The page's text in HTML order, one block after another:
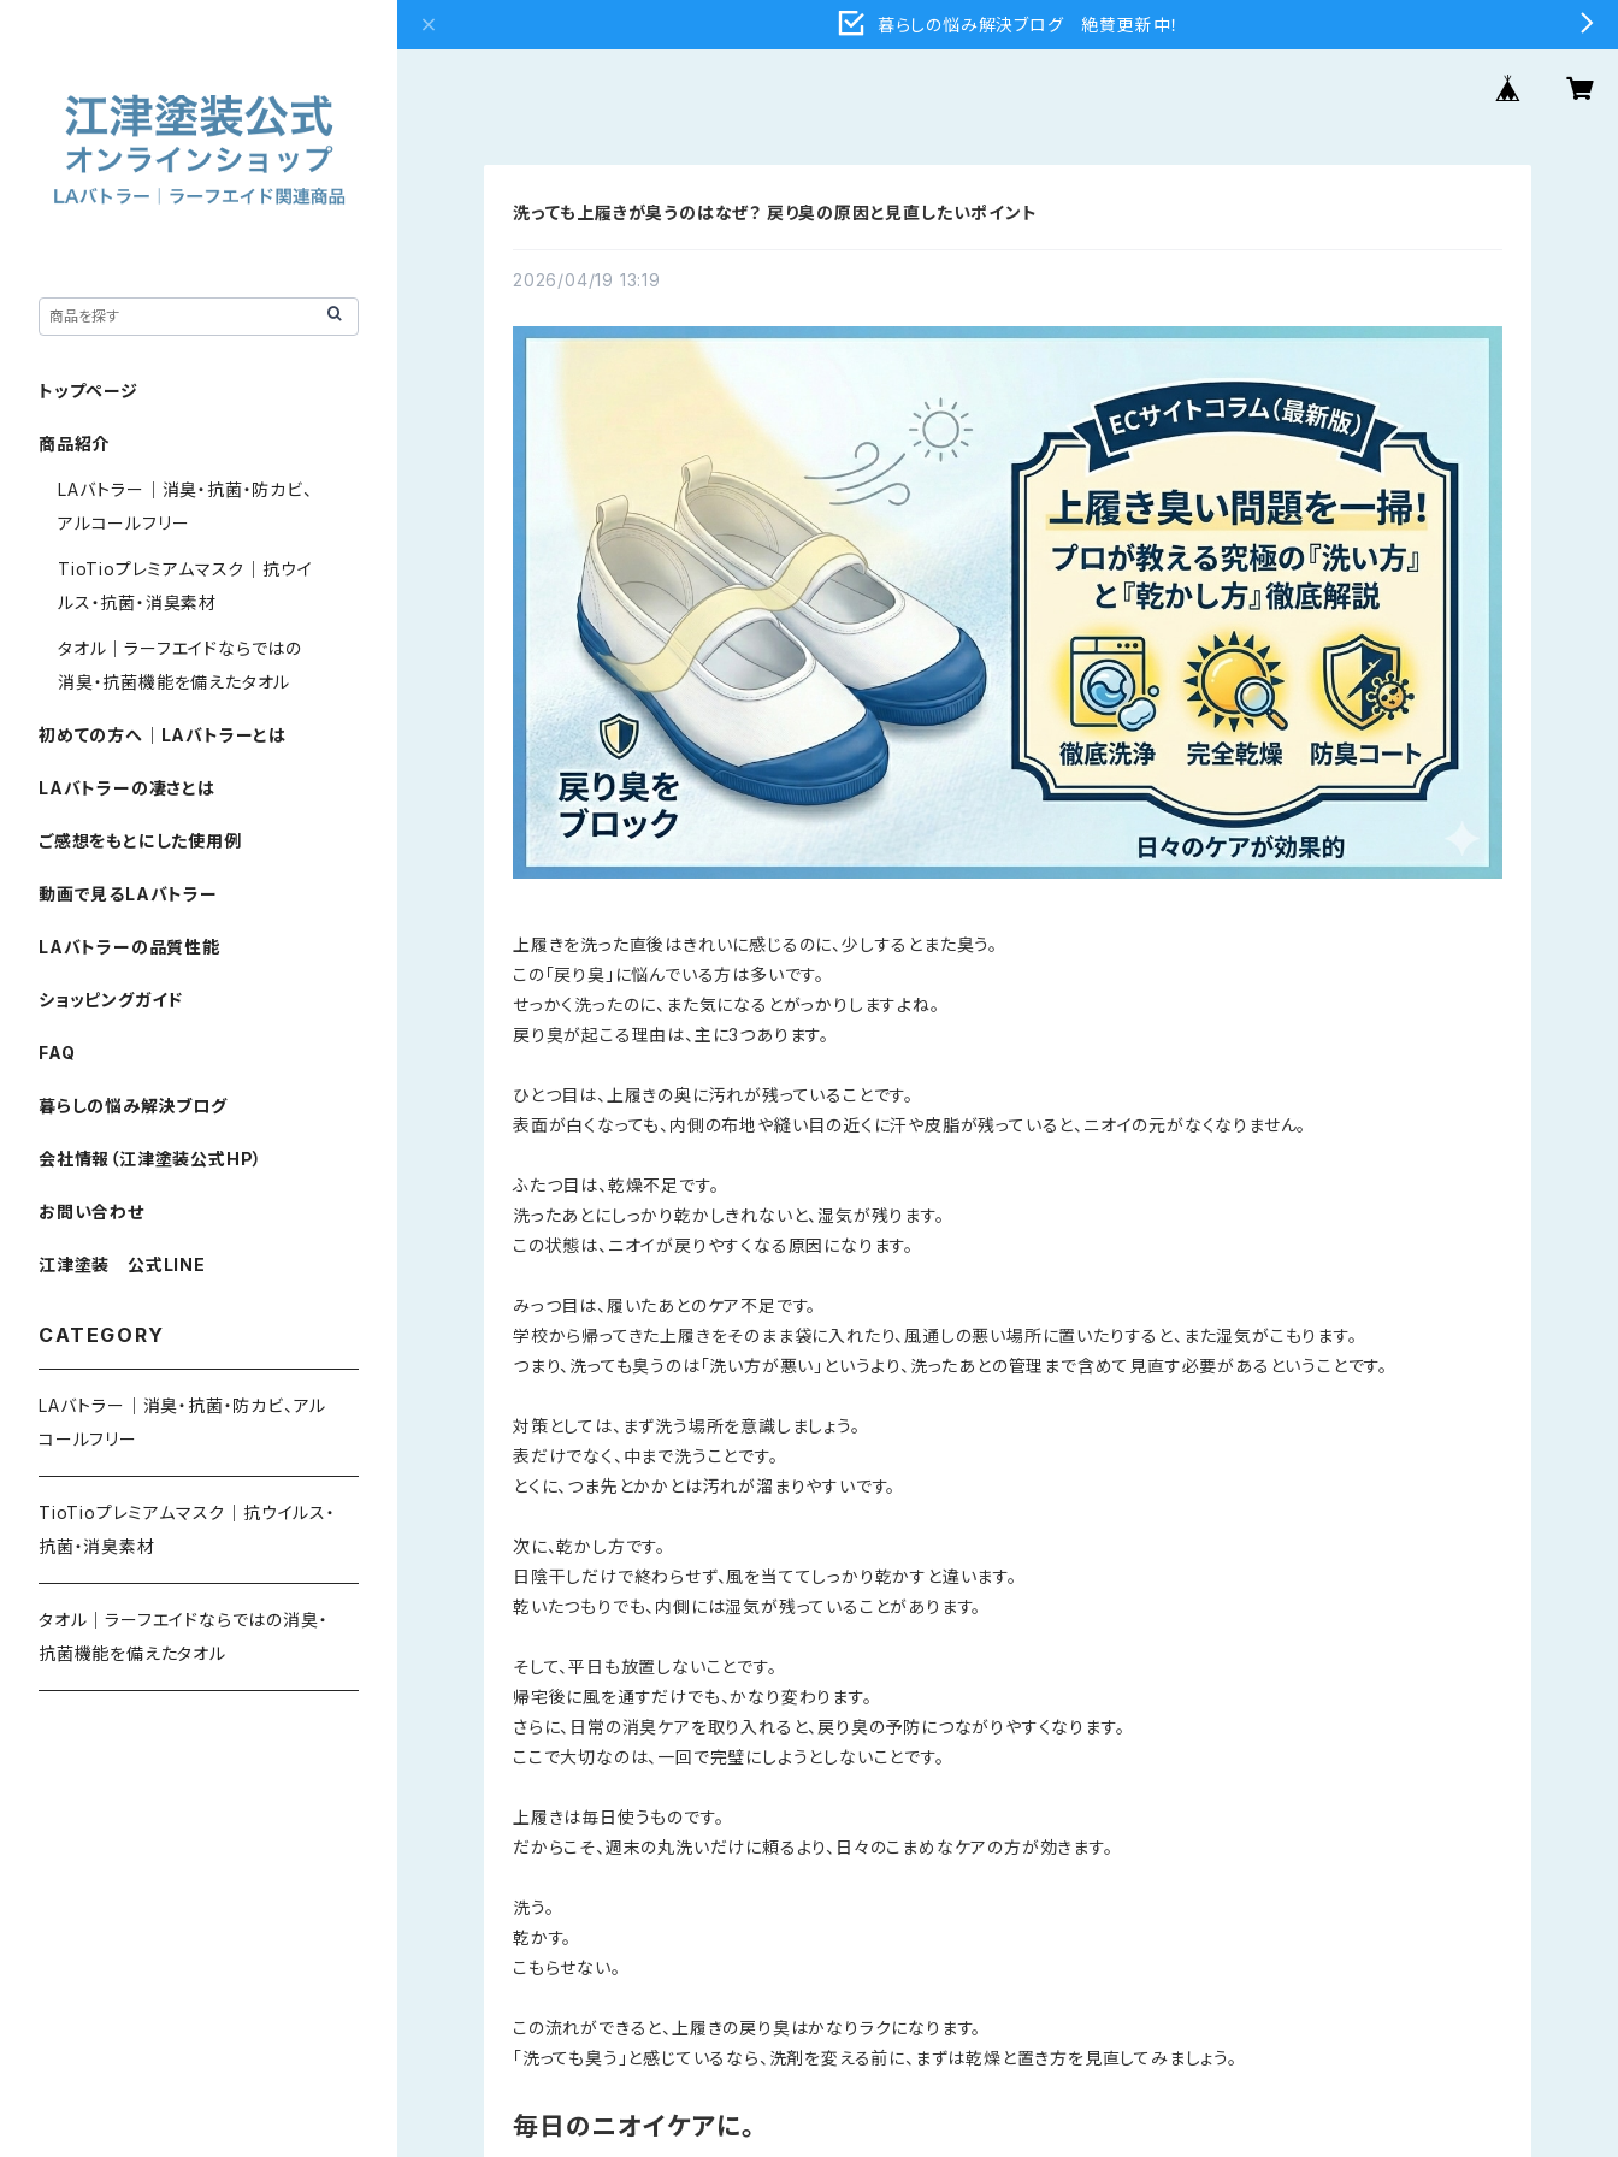
暮らしの悩み解決ブログ 絶賛更新中！
洗っても上履きが臭うのはなぜ？ 戻り臭の原因と見直したいポイント
2026/04/19 13:19
上履きを洗った直後はきれいに感じるのに、少しするとまた臭う。
この「戻り臭」に悩んでいる方は多いです。
せっかく洗ったのに、また気になるとがっかりしますよね。
戻り臭が起こる理由は、主に3つあります。
ひとつ目は、上履きの奥に汚れが残っていることです。
表面が白くなっても、内側の布地や縫い目の近くに汗や皮脂が残っていると、ニオイの元がなくなりません。
ふたつ目は、乾燥不足です。
洗ったあとにしっかり乾かしきれないと、湿気が残ります。
この状態は、ニオイが戻りやすくなる原因になります。
みっつ目は、履いたあとのケア不足です。
学校から帰ってきた上履きをそのまま袋に入れたり、風通しの悪い場所に置いたりすると、また湿気がこもります。
つまり、洗っても臭うのは「洗い方が悪い」というより、洗ったあとの管理まで含めて見直す必要があるということです。
対策としては、まず洗う場所を意識しましょう。
表だけでなく、中まで洗うことです。
とくに、つま先とかかとは汚れが溜まりやすいです。
次に、乾かし方です。
日陰干しだけで終わらせず、風を当ててしっかり乾かすと違います。
乾いたつもりでも、内側には湿気が残っていることがあります。
そして、平日も放置しないことです。
帰宅後に風を通すだけでも、かなり変わります。
さらに、日常の消臭ケアを取り入れると、戻り臭の予防につながりやすくなります。
ここで大切なのは、一回で完璧にしようとしないことです。
上履きは毎日使うものです。
だからこそ、週末の丸洗いだけに頼るより、日々のこまめなケアの方が効きます。
洗う。
乾かす。
こもらせない。
この流れができると、上履きの戻り臭はかなりラクになります。
「洗っても臭う」と感じているなら、洗剤を変える前に、まずは乾燥と置き方を見直してみましょう。
毎日のニオイケアに。
トップページ
商品紹介
LAバトラー｜消臭・抗菌・防カビ、
アルコールフリー
TioTioプレミアムマスク｜抗ウイ
ルス・抗菌・消臭素材
タオル｜ラーフエイドならではの
消臭・抗菌機能を備えたタオル
初めての方へ｜LAバトラーとは
LAバトラーの凄さとは
ご感想をもとにした使用例
動画で見るLAバトラー
LAバトラーの品質性能
ショッピングガイド
FAQ
暮らしの悩み解決ブログ
会社情報（江津塗装公式HP）
お問い合わせ
江津塗装 公式LINE
CATEGORY
LAバトラー｜消臭・抗菌・防カビ、アル
コールフリー
TioTioプレミアムマスク｜抗ウイルス・
抗菌・消臭素材
タオル｜ラーフエイドならではの消臭・
抗菌機能を備えたタオル